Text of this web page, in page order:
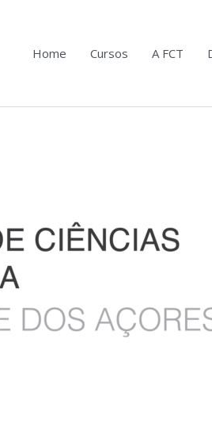
Home Cursos A FCT